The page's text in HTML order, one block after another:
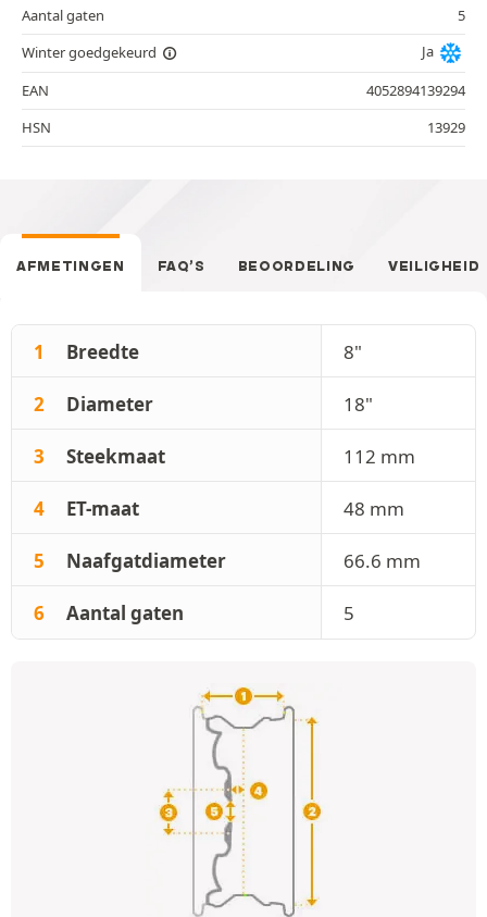
Aantal gaten
5
Winter goedgekeurd
Ja
EAN
4052894139294
HSN
13929
AFMETINGEN FAQ’S BEOORDELING VEILIGHEID
1 Breedte 8"
2 Diameter 18"
3 Steekmaat 112 mm
4 ET-maat 48 mm
5 Naafgatdiameter 66.6 mm
6 Aantal gaten 5